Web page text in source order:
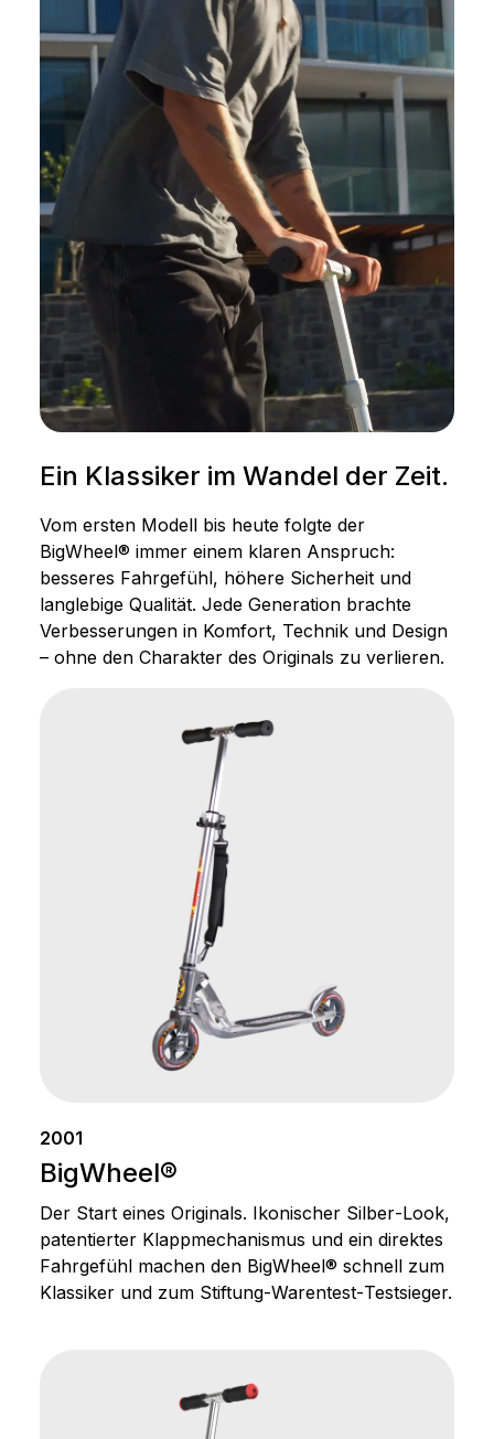
Ein Klassiker im Wandel der Zeit.
Vom ersten Modell bis heute folgte der
BigWheel® immer einem klaren Anspruch:
besseres Fahrgefühl, höhere Sicherheit und
langlebige Qualität. Jede Generation brachte
Verbesserungen in Komfort, Technik und Design
– ohne den Charakter des Originals zu verlieren.
2001
BigWheel®
Der Start eines Originals. Ikonischer Silber‑Look,
patentierter Klappmechanismus und ein direktes
Fahrgefühl machen den BigWheel® schnell zum
Klassiker und zum Stiftung‑Warentest‑Testsieger.